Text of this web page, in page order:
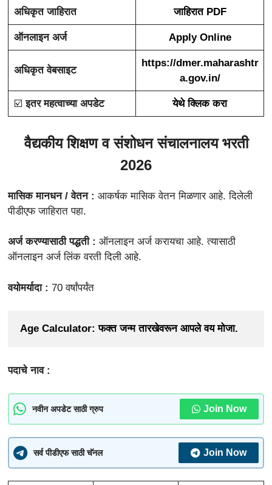
अधिकृत जाहिरात जाहिरात PDF
ऑनलाइन अर्ज Apply Online
अधिकृत वेबसाइट
https://dmer.maharashtr
a.gov.in/
☑️इतर महत्वाच्या अपडेट येथे क्लिक करा
वैद्यकीय शिक्षण व संशोधन संचालनालय भरती
2026
मासिक मानधन / वेतन : आकर्षक मासिक वेतन मिळणार आहे. दिलेली
पीडीएफ जाहिरात पहा.
अर्ज करण्यासाठी पद्धती : ऑनलाइन अर्ज करायचा आहे. त्यासाठी
ऑनलाइन अर्ज लिंक वरती दिली आहे.
वयोमर्यादा : 70 वर्षांपर्यंत
Age Calculator: फक्त जन्म तारखेवरून आपले वय मोजा.
पदाचे नाव :
नवीन अपडेट साठी ग्रुप Join Now
सर्व पीडीएफ साठी चॅनल Join Now